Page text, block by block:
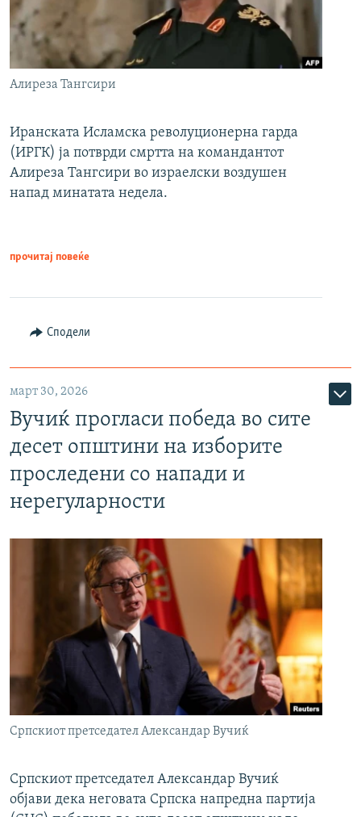
Алиреза Тангсири
Иранската Исламска револуционерна гарда
(ИРГК) ја потврди смртта на командантот
Алиреза Тангсири во израелски воздушен
напад минатата недела.
прочитај повеќе
Сподели
март 30, 2026
Вучиќ прогласи победа во сите
десет општини на изборите
проследени со напади и
нерегуларности
Српскиот претседател Александар Вучиќ
Српскиот претседател Александар Вучиќ
објави дека неговата Српска напредна партија